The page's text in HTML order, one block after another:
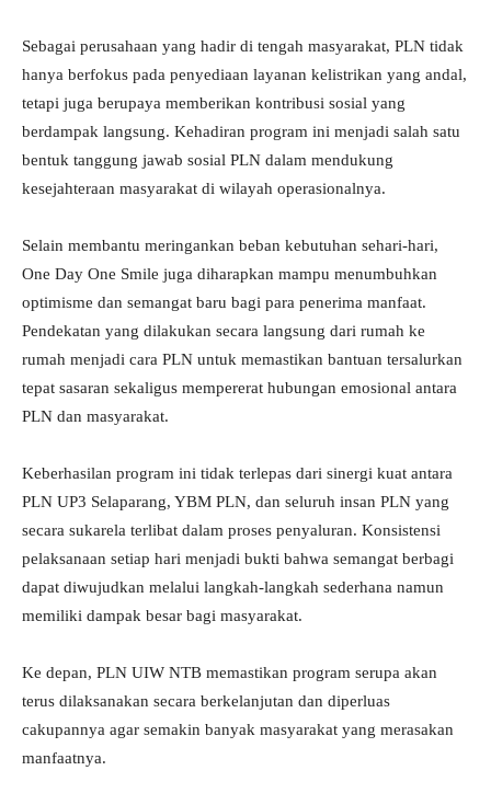
Sebagai perusahaan yang hadir di tengah masyarakat, PLN tidak
hanya berfokus pada penyediaan layanan kelistrikan yang andal,
tetapi juga berupaya memberikan kontribusi sosial yang
berdampak langsung. Kehadiran program ini menjadi salah satu
bentuk tanggung jawab sosial PLN dalam mendukung
kesejahteraan masyarakat di wilayah operasionalnya.
Selain membantu meringankan beban kebutuhan sehari-hari,
One Day One Smile juga diharapkan mampu menumbuhkan
optimisme dan semangat baru bagi para penerima manfaat.
Pendekatan yang dilakukan secara langsung dari rumah ke
rumah menjadi cara PLN untuk memastikan bantuan tersalurkan
tepat sasaran sekaligus mempererat hubungan emosional antara
PLN dan masyarakat.
Keberhasilan program ini tidak terlepas dari sinergi kuat antara
PLN UP3 Selaparang, YBM PLN, dan seluruh insan PLN yang
secara sukarela terlibat dalam proses penyaluran. Konsistensi
pelaksanaan setiap hari menjadi bukti bahwa semangat berbagi
dapat diwujudkan melalui langkah-langkah sederhana namun
memiliki dampak besar bagi masyarakat.
Ke depan, PLN UIW NTB memastikan program serupa akan
terus dilaksanakan secara berkelanjutan dan diperluas
cakupannya agar semakin banyak masyarakat yang merasakan
manfaatnya.